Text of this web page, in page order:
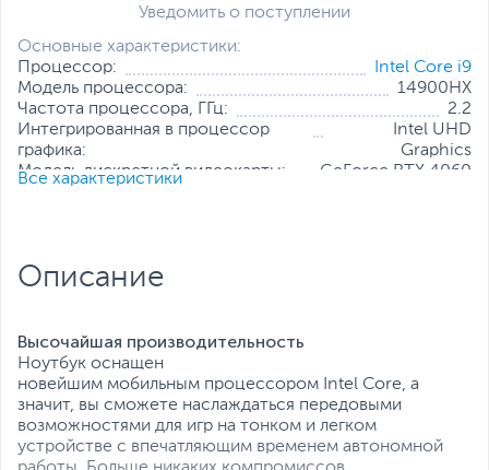
Основные характеристики:
Процессор:
Intel Core i9
Модель процессора:
14900HX
Частота процессора, ГГц:
2.2
Интегрированная в процессор
графика:
Intel UHD
Graphics
Модель дискретной видеокарты:
GeForce RTX 4060
Твердотельный накопитель:
Все характеристики
Все характеристики
Уведомить о поступлении
Описание
Высочайшая производительность
Ноутбук оснащен
новейшим мобильным процессором Intel Core, а
значит, вы сможете наслаждаться передовыми
возможностями для игр на тонком и легком
устройстве с впечатляющим временем автономной